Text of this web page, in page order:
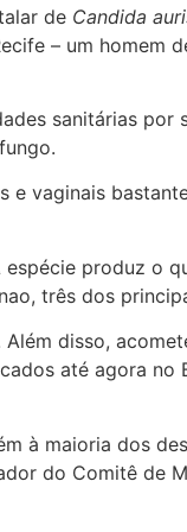
de Candida
– um homem
sanitárias por
vaginais
produz o
três dos
disso,
até agora no
à maioria dos
do Comitê de